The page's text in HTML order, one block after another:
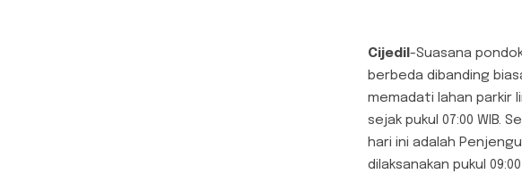
Cijedil -Suasana
berbeda dibanding
memadati lahan parkir
sejak pukul 07:00 WIB.
hari ini adalah
dilaksanakan pukul